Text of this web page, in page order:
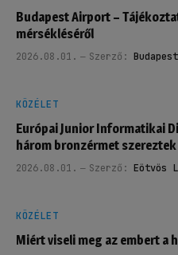
Budapest Airport –
mérsékléséről
2026.08.01. Szerző:
KÖZÉLET
Európai Junior Informatikai
három bronzérmet
2026.08.01. Szerző: Eötvös
KÖZÉLET
Miért viseli meg az embert a